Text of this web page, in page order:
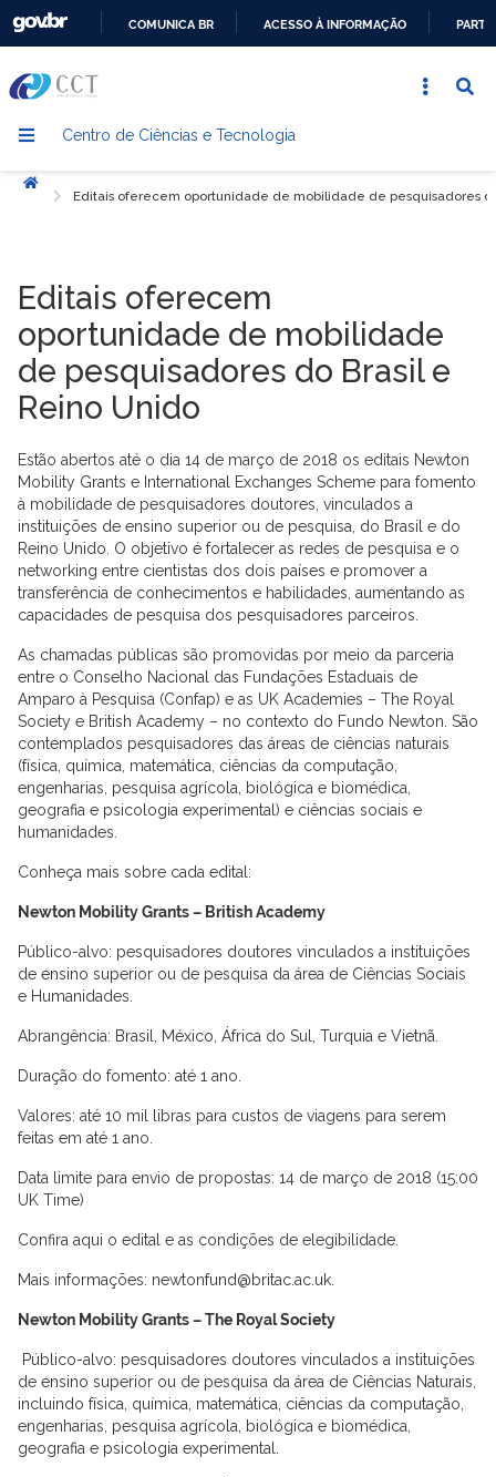
CONTEÚDO
COMUNICA BR ACESSO À INFORMAÇÃO
Centro de Ciências e Tecnologia
Início
Editais oferecem oportunidade de mobilidade de pesquisadores
Editais oferecem
oportunidade de mobilidade
de pesquisadores do Brasil e
Reino Unido
Estão abertos até o dia 14 de março de 2018 os editais Newton
Mobility Grants e International Exchanges Scheme para fomento
à mobilidade de pesquisadores doutores, vinculados a
instituições de ensino superior ou de pesquisa, do Brasil e do
Reino Unido. O objetivo é fortalecer as redes de pesquisa e o
networking entre cientistas dos dois países e promover a
transferência de conhecimentos e habilidades, aumentando as
capacidades de pesquisa dos pesquisadores parceiros.
As chamadas públicas são promovidas por meio da parceria
entre o Conselho Nacional das Fundações Estaduais de
Amparo à Pesquisa (Confap) e as UK Academies – The Royal
Society e British Academy – no contexto do Fundo Newton. São
contemplados pesquisadores das áreas de ciências naturais
(física, química, matemática, ciências da computação,
engenharias, pesquisa agrícola, biológica e biomédica,
geografia e psicologia experimental) e ciências sociais e
humanidades.
Conheça mais sobre cada edital:
Newton Mobility Grants – British Academy
Público-alvo: pesquisadores doutores vinculados a instituições
de ensino superior ou de pesquisa da área de Ciências Sociais
e Humanidades.
Abrangência: Brasil, México, África do Sul, Turquia e Vietnã.
Duração do fomento: até 1 ano.
Valores: até 10 mil libras para custos de viagens para serem
feitas em até 1 ano.
Data limite para envio de propostas: 14 de março de 2018 (15:00
UK Time)
Confira aqui o edital e as condições de elegibilidade.
Mais informações: newtonfund@britac.ac.uk.
Newton Mobility Grants – The Royal Society
Público-alvo: pesquisadores doutores vinculados a instituições
de ensino superior ou de pesquisa da área de Ciências Naturais,
incluindo física, química, matemática, ciências da computação,
engenharias, pesquisa agrícola, biológica e biomédica,
geografia e psicologia experimental.